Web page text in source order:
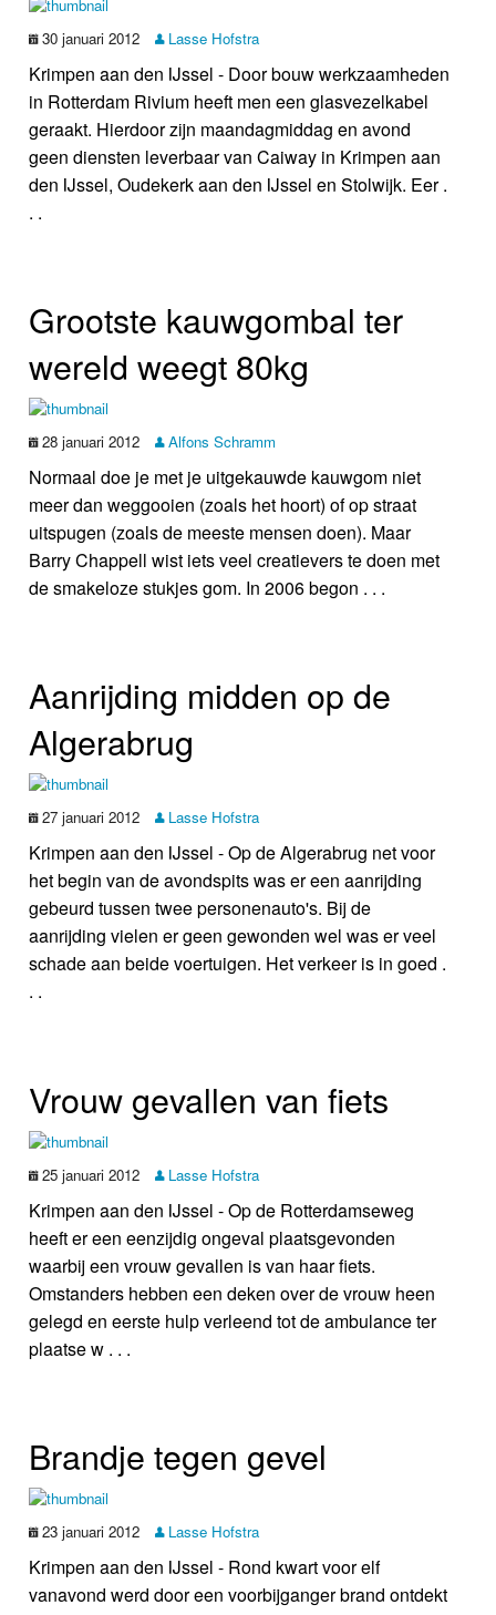
30 januari 2012 Lasse Hofstra
Krimpen aan den IJssel - Door bouw werkzaamheden
in Rotterdam Rivium heeft men een glasvezelkabel
geraakt. Hierdoor zijn maandagmiddag en avond
geen diensten leverbaar van Caiway in Krimpen aan
den IJssel, Oudekerk aan den IJssel en Stolwijk. Eer .
. .
Grootste kauwgombal ter
wereld weegt 80kg
28 januari 2012 Alfons Schramm
Normaal doe je met je uitgekauwde kauwgom niet
meer dan weggooien (zoals het hoort) of op straat
uitspugen (zoals de meeste mensen doen). Maar
Barry Chappell wist iets veel creatievers te doen met
de smakeloze stukjes gom. In 2006 begon . . .
Aanrijding midden op de
Algerabrug
27 januari 2012 Lasse Hofstra
Krimpen aan den IJssel - Op de Algerabrug net voor
het begin van de avondspits was er een aanrijding
gebeurd tussen twee personenauto's. Bij de
aanrijding vielen er geen gewonden wel was er veel
schade aan beide voertuigen. Het verkeer is in goed .
. .
Vrouw gevallen van fiets
25 januari 2012 Lasse Hofstra
Krimpen aan den IJssel - Op de Rotterdamseweg
heeft er een eenzijdig ongeval plaatsgevonden
waarbij een vrouw gevallen is van haar fiets.
Omstanders hebben een deken over de vrouw heen
gelegd en eerste hulp verleend tot de ambulance ter
plaatse w . . .
Brandje tegen gevel
23 januari 2012 Lasse Hofstra
Krimpen aan den IJssel - Rond kwart voor elf
vanavond werd door een voorbijganger brand ontdekt